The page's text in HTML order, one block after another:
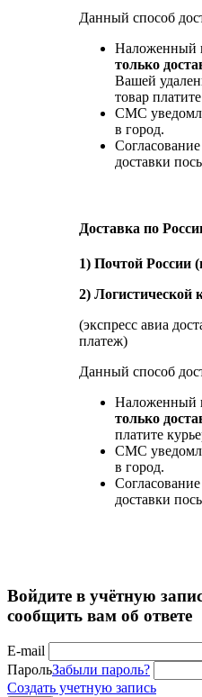
Данный способ
Наложенный
только
Вашей
товар
СМС
в город.
доставки
Доставка по
1) Почтой России
2) Логистической
(экспресс авиа
платеж)
Данный способ
Наложенный
только
платите
СМС
в город.
доставки
Войдите в учётную
сообщить вам об ответе
E-mail
ПарольЗабыли пароль?
Создать учетную запись